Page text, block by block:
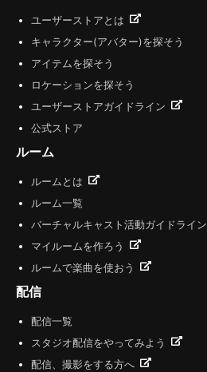
ユーザーストアとは
キャラクター(アバター)を探そう
アイテムを探そう
ロケーションを探そう
ユーザーストアガイドライン
公式ストア
ルーム
ルームとは
ルーム一覧
バーチャルキャスト活動ガイドライン
マイルームを作ろう
ルームで楽曲を使おう
配信
配信一覧
スタジオ配信をやってみよう
配信、撮影をする方へ